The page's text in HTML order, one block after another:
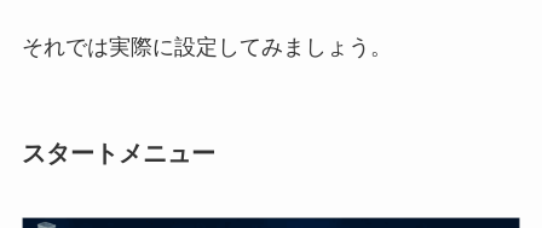
それでは実際に設定してみましょう。
スタートメニュー